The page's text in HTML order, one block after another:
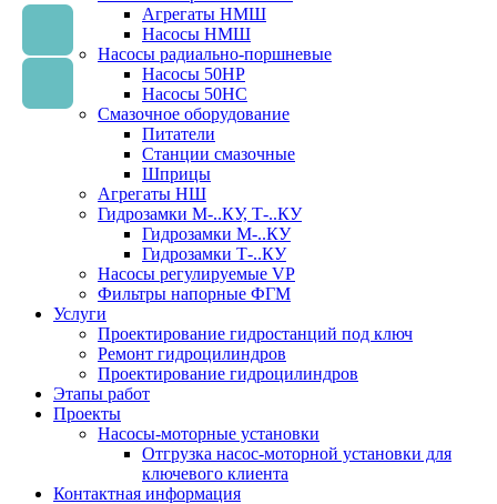
Агрегаты НМШ
Насосы НМШ
Насосы радиально-поршневые
Насосы 50НР
Насосы 50НС
Смазочное оборудование
Питатели
Станции смазочные
Шприцы
Агрегаты НШ
Гидрозамки М-..КУ, Т-..КУ
Гидрозамки М-..КУ
Гидрозамки Т-..КУ
Насосы регулируемые VP
Фильтры напорные ФГМ
Услуги
Проектирование гидростанций под ключ
Ремонт гидроцилиндров
Проектирование гидроцилиндров
Этапы работ
Проекты
Насосы-моторные установки
Отгрузка насос-моторной установки для
ключевого клиента
Контактная информация